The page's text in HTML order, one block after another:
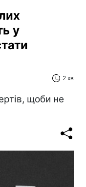
у
2 хв
щоби не